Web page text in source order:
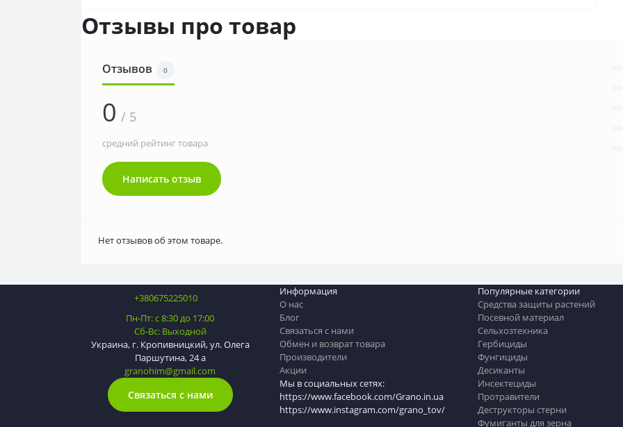
Отзывы про товар
Отзывов 0
0 / 5
средний рейтинг товара
Написать отзыв
Нет отзывов об этом товаре.
+380675225010
Пн-Пт: с 8:30 до 17:00
Сб-Вс: Выходной
Украина, г. Кропивницкий, ул. Олега
Паршутина, 24 а
granohim@gmail.com
Связаться с нами
Информация
О нас
Блог
Связаться с нами
Обмен и возврат товара
Производители
Акции
Мы в социальных сетях:
https://www.facebook.com/Grano.in.ua
https://www.instagram.com/grano_tov/
Популярные категории
Средства защиты растений
Посевной материал
Сельхозтехника
Гербициды
Фунгициды
Десиканты
Инсектециды
Протравители
Деструкторы стерни
Фумиганты для зерна